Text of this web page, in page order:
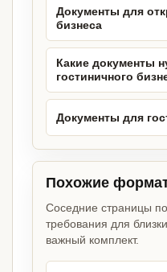
Документы для
бизнеса
Какие документы
гостиничного
Документы для
Похожие
Соседние страницы
требования для
важный комплект.